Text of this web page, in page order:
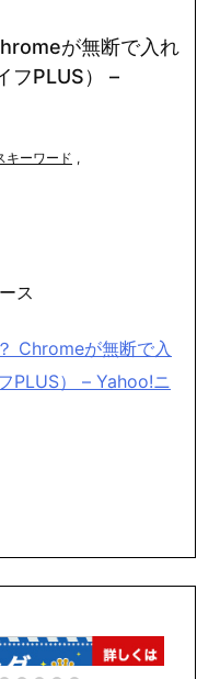
が無断で入れ
フPLUS） –
キーワード ,
ス
Chromeが無断で入
PLUS） – Yahoo!ニ